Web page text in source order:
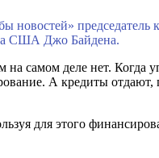
новостей»
США Джо Байдена.
на самом деле нет.
А кредиты
для этого